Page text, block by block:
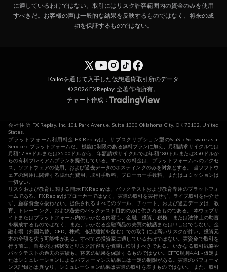
に適しているわけではない。取引にはリスク許容範囲内の資金のみを使用
すべきだ。お客様の声は一般的な結果を反映するものではなく、将来の成
功を保証するものではない。
Kaikoを通じて入手した仮想通貨取引所のデータ
© 2026 FXReplay. 全著作権所有。
チャート作成：
会社住所 FX Replay, Inc. 101 Park Avenue, Suite 1300 Oklahoma City, OK 73102, United
States.
プラットフォーム利用料金 FX Replayは、サブスクリプション型のSaaS（Software-as-a-
Service）プラットフォームだ。 機能に制限のある無料プランに加え、月額請求サイクルでは
月額17.99ドルまたは35.00ドルから、年額請求サイクルでは年額180ドルまたは350ドルか
らの有料プレミアムプランを提供している。すべての料金は、プラットフォームへのアクセ
ス、ソフトウェアの使用、および過去データのホスティングのみを対象とする。 当ソフトウ
ェアの利用に関連する隠れた費用、取引手数料、ブローカー手数料、またはコミッションは
一切ない。
リスクおよび教育に関する開示 FX Replayは、バックテストおよび教育専用のプラットフォ
ームである。FX Replayはブローカーではなく、実際の取引を実行せず、ライブ取引を仲介せ
ず、顧客資金を扱わない。提供されるすべてのツール、チャート、および過去データは、教
育、トレーニング、および過去のバックテスト目的のみに供されるものである。 本ウェブサ
イトまたはプラットフォーム内のいかなる内容も、金融、投資、税務、または法律上の助言
を構成するものではなく、また、いかなる金融商品の売買の勧誘または申し出でもない。金
融市場（外国為替、CFD、株式、仮想通貨を含む）での取引には高いリスクが伴い、投資元
本の全額を失う可能性がある。すべての投資家に適しているわけではない。実資金で取引を
行う前に、自身の財務状況とリスク許容度を慎重に検討すべきである。 いかなる取引戦略や
バックテストの過去の実績も、将来の結果を保証するものではない。CFTC規則4.41 - 仮定ま
たはシミュレーションによるパフォーマンス結果には一定の制限がある。実際のパフォーマ
ンス記録とは異なり、シミュレーション結果は実際の取引を表すものではない。 また、取引